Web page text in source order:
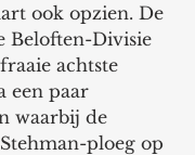
ook opzien. De
Beloften-Divisie
achtste
een paar
waarbij de
ploeg op